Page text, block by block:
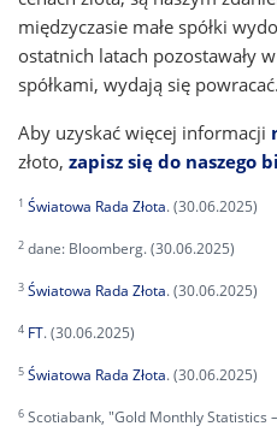
międzyczasie małe spółki
ostatnich latach pozostawały
spółkami, wydają się powracać.
Aby uzyskać więcej informacji
złoto, zapisz się do naszego
1 Światowa Rada Złota. (30.06.2025)
2 dane: Bloomberg. (30.06.2025)
3 Światowa Rada Złota. (30.06.2025)
4 FT. (30.06.2025)
5 Światowa Rada Złota. (30.06.2025)
6 Scotiabank, "Gold Monthly Statistics